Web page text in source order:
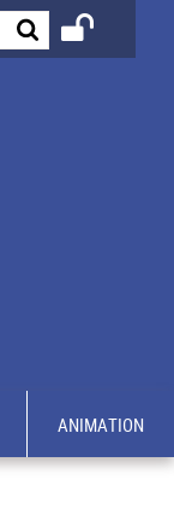
ANIMATION